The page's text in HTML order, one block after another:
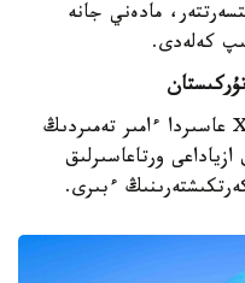
مادەني جانە
كەلەدى.
قوجا احمەت ياساۋي كەسەنەسى XIV عاسىردا ءامىر تەمىردىڭ
ورتاعاسىرلىق
ءبىرى.